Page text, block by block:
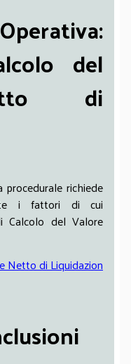
del
di
procedurale richiede
i fattori di cui
Calcolo del Valore
Netto di Liquidazion